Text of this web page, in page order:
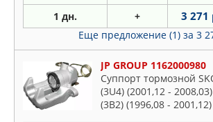
1 дн. + 3 271
Еще предложение (1) за 3
JP GROUP 1162000980
Суппорт тормозной
(3U4) (2001,12 - 2008,03)
(3B2) (1996,08 - 2001,12)